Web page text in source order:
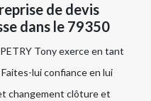
de devis
dans le 79350
Tony exerce en tant
lui confiance en lui
changement clôture et